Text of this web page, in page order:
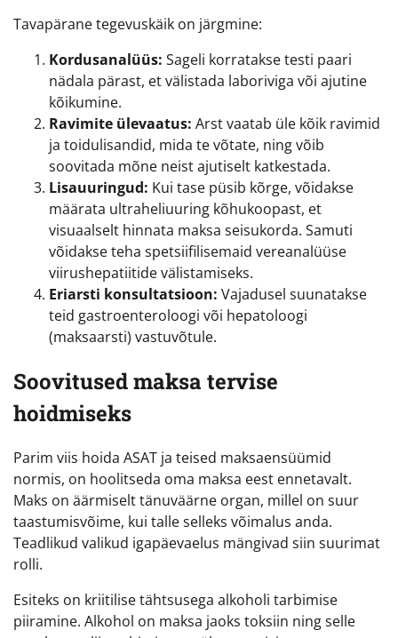
Tavapärane tegevuskäik on järgmine:
Kordusanalüüs: Sageli korratakse testi paari
nädala pärast, et välistada laboriviga või ajutine
kõikumine.
Ravimite ülevaatus: Arst vaatab üle kõik ravimid
ja toidulisandid, mida te võtate, ning võib
soovitada mõne neist ajutiselt katkestada.
Lisauuringud: Kui tase püsib kõrge, võidakse
määrata ultraheliuuring kõhukoopast, et
visuaalselt hinnata maksa seisukorda. Samuti
võidakse teha spetsiifilisemaid vereanalüüse
viirushepatiitide välistamiseks.
Eriarsti konsultatsioon: Vajadusel suunatakse
teid gastroenteroloogi või hepatoloogi
(maksaarsti) vastuvõtule.
Soovitused maksa tervise
hoidmiseks
Parim viis hoida ASAT ja teised maksaensüümid
normis, on hoolitseda oma maksa eest ennetavalt.
Maks on äärmiselt tänuväärne organ, millel on suur
taastumisvõime, kui talle selleks võimalus anda.
Teadlikud valikud igapäevaelus mängivad siin suurimat
rolli.
Esiteks on kriitilise tähtsusega alkoholi tarbimise
piiramine. Alkohol on maksa jaoks toksiin ning selle